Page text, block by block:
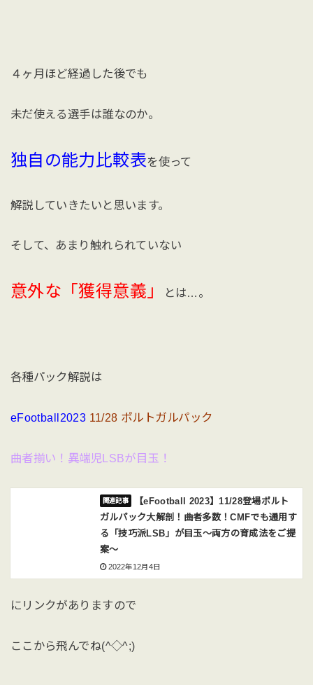
４ヶ月ほど経過した後でも
未だ使える選手は誰なのか。
独自の能力比較表を使って
解説していきたいと思います。
そして、あまり触れられていない
意外な「獲得意義」 とは…。
各種パック解説は
eFootball2023 11/28 ポルトガルパック
曲者揃い！異端児LSBが目玉！
【eFootball 2023】11/28登場ポルト
ガルパック大解剖！曲者多数！CMFでも通用す
る「技巧派LSB」が目玉〜両方の育成法をご提
案〜
2022年12月4日
にリンクがありますので
ここから飛んでね(^◇^;)